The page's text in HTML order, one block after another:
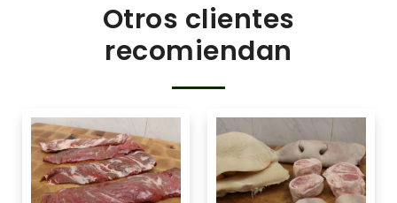
Otros clientes
recomiendan